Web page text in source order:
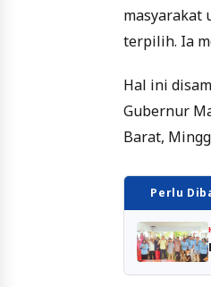
masyarakat
terpilih. Ia
Hal ini
Gubernur
Barat,
Perlu